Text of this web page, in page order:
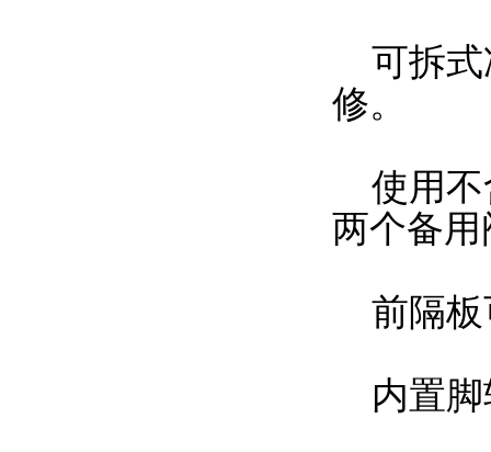
可拆式
修。
使用不
两个备
前隔板
内置脚